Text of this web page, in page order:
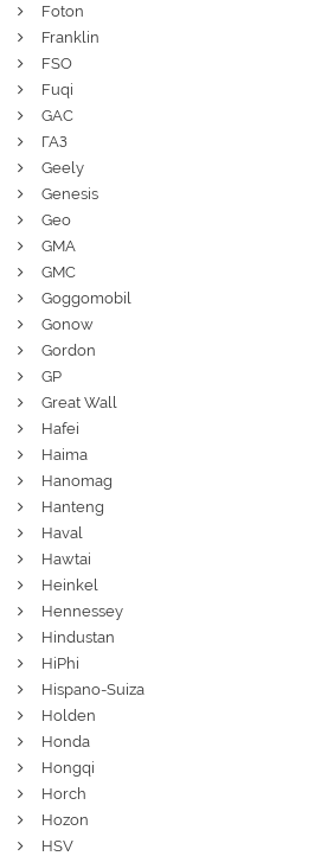
Foton
Franklin
FSO
Fuqi
GAC
ГАЗ
Geely
Genesis
Geo
GMA
GMC
Goggomobil
Gonow
Gordon
GP
Great Wall
Hafei
Haima
Hanomag
Hanteng
Haval
Hawtai
Heinkel
Hennessey
Hindustan
HiPhi
Hispano-Suiza
Holden
Honda
Hongqi
Horch
Hozon
HSV